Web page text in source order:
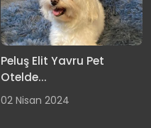
Peluş Elit Yavru Pet
Otelde...
02 Nisan 2024